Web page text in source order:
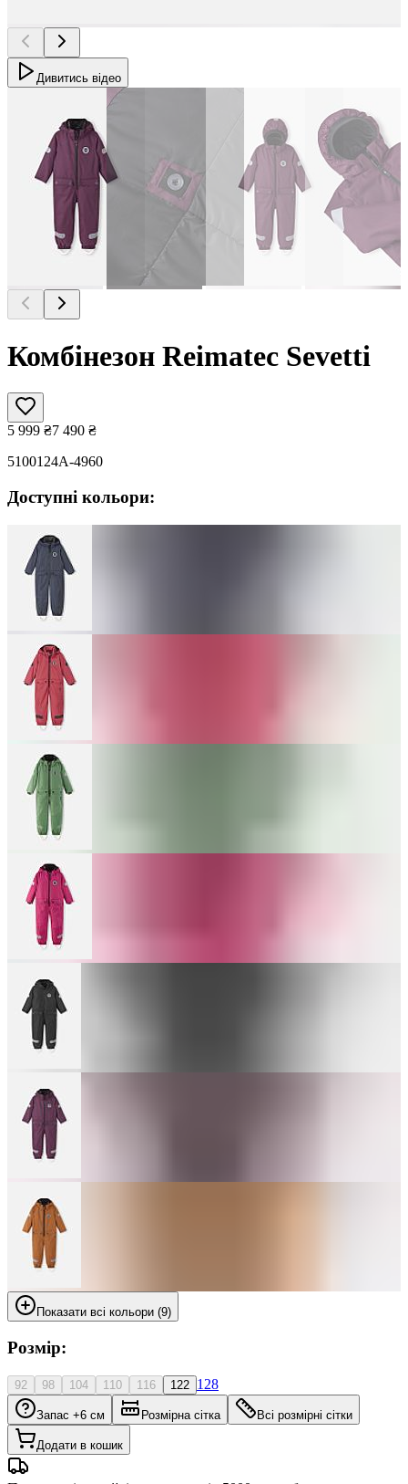
Дивитись відео
Комбінезон Reimatec Sevetti
5 999 ₴7 490 ₴
5100124A-4960
Доступні кольори:
Показати всі кольори (9)
Розмір:
92 98 104 110 116 122 128
Запас +6 см Розмірна сітка Всі розмірні сітки
Додати в кошик